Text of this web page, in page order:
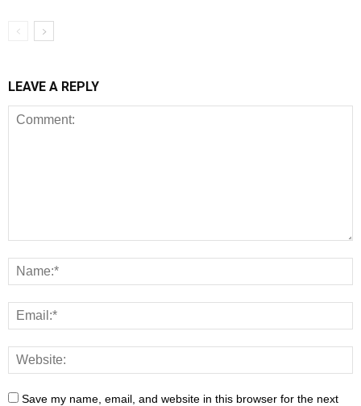
LEAVE A REPLY
Save my name, email, and website in this browser for the next